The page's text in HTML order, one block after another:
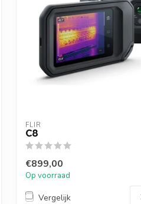
FLIR
C8
€899,00
Op voorraad
Vergelijk